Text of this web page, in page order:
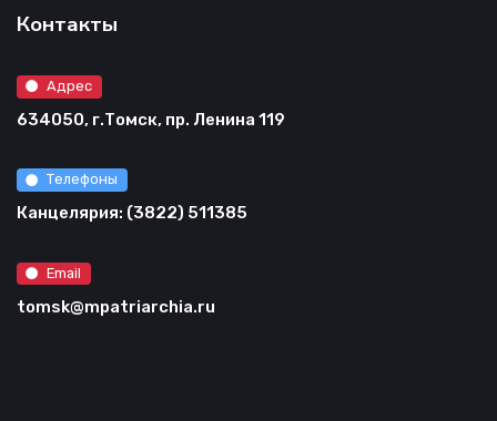
Контакты
Адрес
634050, г.Томск, пр. Ленина 119
Телефоны
Канцелярия: (3822) 511385
Email
tomsk@mpatriarchia.ru